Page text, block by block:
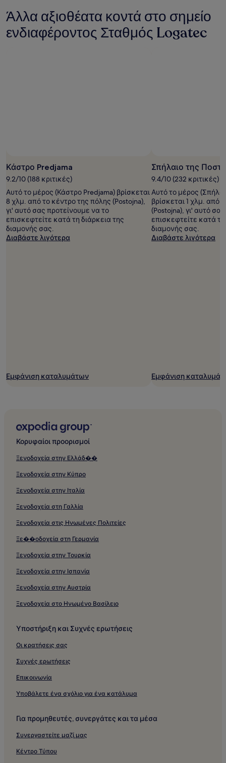
βάση
τη
διαμονή
να
ισχύουν
όροι.
Άλλα αξιοθέατα κοντά στο σημείο
ενδιαφέροντος Σταθμός Logatec
Κάστρο Predjama
9.2/10 (188 κριτικές)
Αυτό το μέρος (Κάστρο Predjama) βρίσκεται
8 χλμ. από το κέντρο της πόλης (Postojna),
γι' αυτό σας προτείνουμε να το
επισκεφτείτε κατά τη διάρκεια της
διαμονής σας.
Διαβάστε λιγότερα
Εμφάνιση καταλυμάτων
Σπήλαιο της
9.4/10 (232 κριτικές)
Αυτό το μέρος
βρίσκεται 1 χλμ. από
(Postojna), γι' αυτό
επισκεφτείτε κατά
διαμονής σας.
Διαβάστε λιγότερα
Εμφάνιση
Κορυφαίοι προορισμοί
Ξενοδοχεία στην Ελλάδ��
Ξενοδοχεία στην Κύπρο
Ξενοδοχεία στην Ιταλία
Ξενοδοχεία στη Γαλλία
Ξενοδοχεία στις Ηνωμένες Πολιτείες
Ξε��οδοχεία στη Γερμανία
Ξενοδοχεία στην Τουρκία
Ξενοδοχεία στην Ισπανία
Ξενοδοχεία στην Αυστρία
Ξενοδοχεία στο Ηνωμένο Βασίλειο
Υποστήριξη και Συχνές ερωτήσεις
Οι κρατήσεις σας
Συχνές ερωτήσεις
Επικοινωνία
Υποβάλετε ένα σχόλιο για ένα κατάλυμα
Για προμηθευτές, συνεργάτες και τα μέσα
Συνεργαστείτε μαζί μας
Κέντρο Τύπου